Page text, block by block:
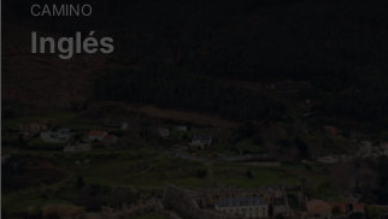
CAMINO
Inglés